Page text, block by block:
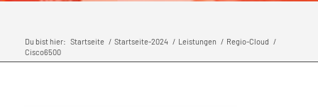
Du bist hier: Startseite / Startseite-2024 / Leistungen / Regio-Cloud /
Cisco6500